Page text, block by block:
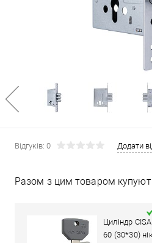
Відгуків: 0 Додати
Разом з цим товаром
Циліндр
60 (30*30)